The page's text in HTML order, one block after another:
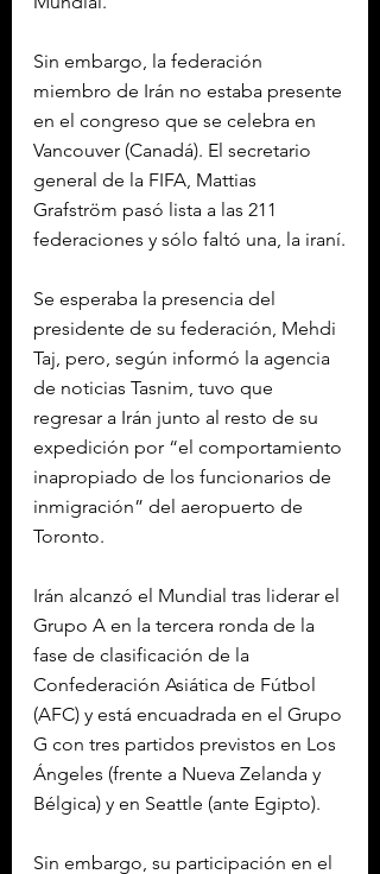
Sin embargo, la federación
miembro de Irán no estaba presente
en el congreso que se celebra en
Vancouver (Canadá). El secretario
general de la FIFA, Mattias
Grafström pasó lista a las 211
federaciones y sólo faltó una, la iraní.
Se esperaba la presencia del
presidente de su federación, Mehdi
Taj, pero, según informó la agencia
de noticias Tasnim, tuvo que
regresar a Irán junto al resto de su
expedición por “el comportamiento
inapropiado de los funcionarios de
inmigración” del aeropuerto de
Toronto.
Irán alcanzó el Mundial tras liderar el
Grupo A en la tercera ronda de la
fase de clasificación de la
Confederación Asiática de Fútbol
(AFC) y está encuadrada en el Grupo
G con tres partidos previstos en Los
Ángeles (frente a Nueva Zelanda y
Bélgica) y en Seattle (ante Egipto).
Sin embargo, su participación en el